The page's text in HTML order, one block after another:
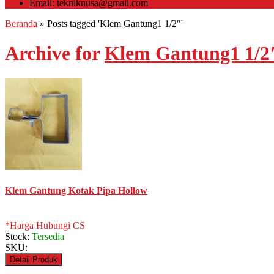
Email: tekniknusa@gmail.com
Beranda » Posts tagged 'Klem Gantung1 1/2″'
Archive forKlem Gantung1 1/
Klem Gantung Kotak Pipa Hollow
*Harga Hubungi CS
Stock: Tersedia
SKU:
Detail Produk